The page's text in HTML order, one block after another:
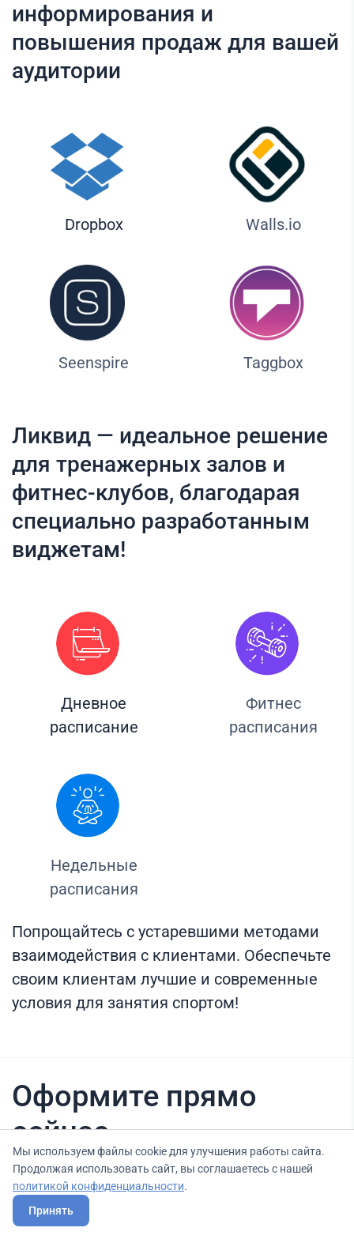
информирования и
повышения продаж для вашей
аудитории
Dropbox Walls.io
Seenspire Taggbox
Ликвид — идеальное решение
для тренажерных залов и
фитнес-клубов, благодарая
специально разработанным
виджетам!
Дневное
расписание
Фитнес
расписания
Недельные
расписания
Попрощайтесь с устаревшими методами
взаимодействия с клиентами. Обеспечьте
своим клиентам лучшие и современные
условия для занятия спортом!
Оформите прямо
сейчас
Нашли вариант выгоднее? Сообщите нам
об этом, и мы подберем для Вас выгодные
Мы используем файлы cookie для улучшения работы сайта.
Продолжая использовать сайт, вы соглашаетесь с нашей
политикой конфиденциальности.
Принять